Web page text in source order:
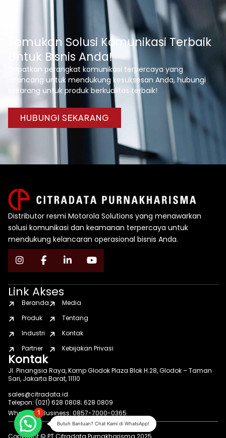
Temukan Solusi Komunikasi Terbaik
Untuk Bisnis Anda!
Dapatkan perangkat komunikasi terpercaya yang
dirancang untuk mendukung kesuksesan Anda, hubungi
sekarang untuk produk berkualitas terbaik!
HUBUNGI SEKARANG
Distributor resmi Motorola Solutions yang menawarkan
solusi komunikasi dan keamanan terpercaya untuk
mendukung kelancaran operasional bisnis Anda.
Link Akses
Beranda
Produk
Industri
Partner
Media
Tentang
Kontak
Kebijakan Privasi
Kontak
Jl. Pinangsia Raya, Komp Glodok Plaza Blok H.28, Glodok – Taman
Sari, Jakarta Barat, 11110
sales@citradata.id
Telepon: (021) 628 0808; 628 0809
WhatsApp Business: 0857-7000-0365
Copyright © PT Citradata Purnakharisma 2025
Butuh Bantuan? Chat Kami di WhatsApp!
1